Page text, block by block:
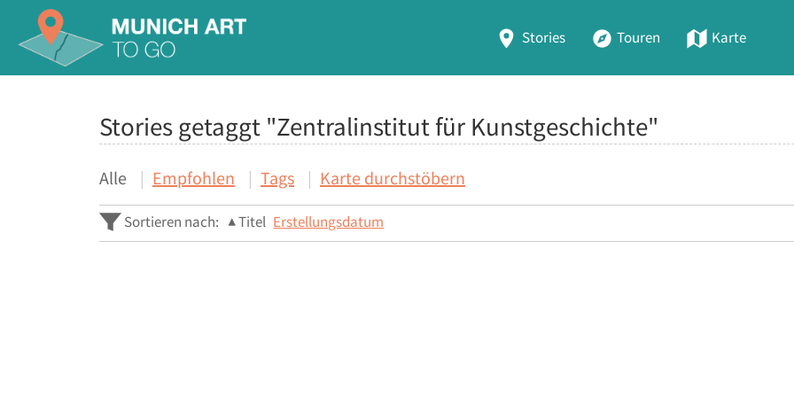
Stories Touren Karte
Stories getaggt "Zentralinstitut für Kunstgeschichte"
Alle Empfohlen Tags Karte durchstöbern
Sortieren nach: Titel Erstellungsdatum